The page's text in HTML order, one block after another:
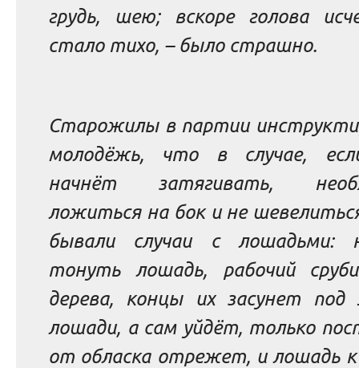
грудь, шею; вскоре голова
стало тихо, – было страшно.
Старожилы в партии
молодёжь, что в случае,
начнёт затягивать,
ложиться на бок и не
бывали случаи с лошадьми:
тонуть лошадь, рабочий
дерева, концы их засунет
лошади, а сам уйдёт, только
от обласка отрежет, и лошадь к